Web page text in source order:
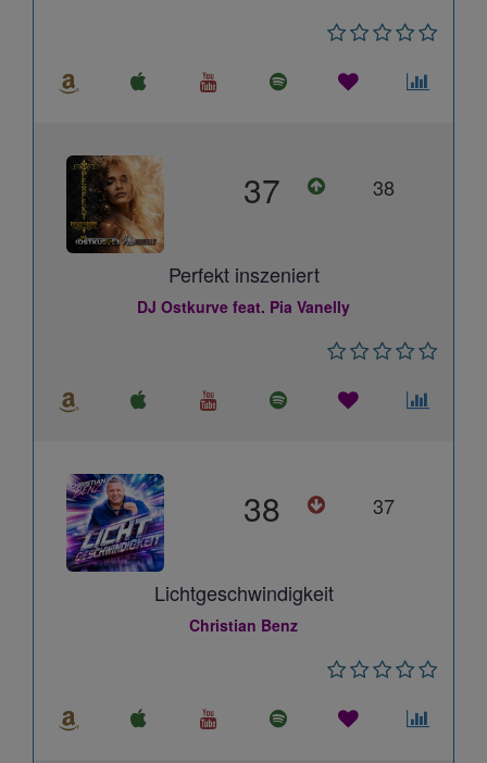
37 38
Perfekt inszeniert
DJ Ostkurve feat. Pia Vanelly
38 37
Lichtgeschwindigkeit
Christian Benz